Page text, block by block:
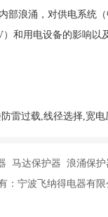
部浪涌，对供电系统
）和用电设备的影响以
雷过载,线径选择,宽
马达保护器 浪涌保
：宁波飞纳得电器有限